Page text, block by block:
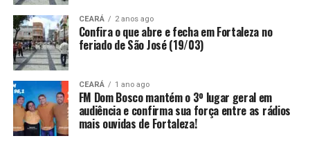
CEARÁ 2 anos ago
Confira o que abre e fecha em Fortaleza no
feriado de São José (19/03)
CEARÁ 1 ano ago
FM Dom Bosco mantém o 3º lugar geral em
audiência e confirma sua força entre as rádios
mais ouvidas de Fortaleza!